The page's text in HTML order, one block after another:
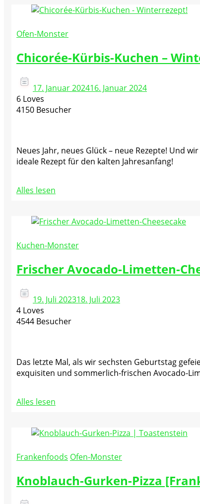
Ofen-Monster
Chicorée-Kürbis-Kuchen –
17. Januar 202416. Januar 2024
6 Loves
4150 Besucher
Neues Jahr, neues Glück – neue Rezepte! Und
ideale Rezept für den kalten Jahresanfang!
Alles lesen
Kuchen-Monster
Frischer Avocado-Limetten-
19. Juli 202318. Juli 2023
4 Loves
4544 Besucher
Das letzte Mal, als wir sechsten Geburtstag
exquisiten und sommerlich-frischen Avocado-
Alles lesen
Frankenfoods Ofen-Monster
Knoblauch-Gurken-Pizza